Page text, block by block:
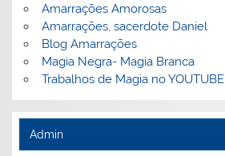
Amarrações Amorosas
Amarrações, sacerdote Daniel
Blog Amarrações
Magia Negra- Magia Branca
Trabalhos de Magia no YOUTUBE
Admin